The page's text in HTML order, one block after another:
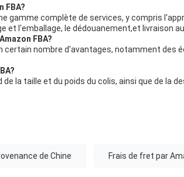
FBA?
gamme complète de services, y compris
et l'emballage, le dédouanement,et livraison
FBA?
certain nombre d'avantages, notamment des
de la taille et du poids du colis, ainsi que de la
de Chine Frais de fret par